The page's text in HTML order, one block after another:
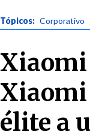
Tópicos: Corporativo
Xiaomi
Xiaomi
élite a